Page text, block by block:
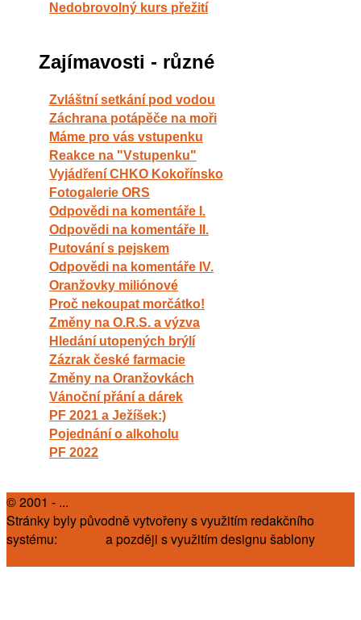
Nedobrovolný kurs přežití
Zajímavosti - různé
Zvláštní setkání pod vodou
Záchrana potápěče na moři
Máme pro vás vstupenku
Reakce na "Vstupenku"
Vyjádření CHKO Kokořínsko
Fotogalerie ORS
Odpovědi na komentáře I.
Odpovědi na komentáře II.
Putování s pejskem
Odpovědi na komentáře IV.
Oranžovky miliónové
Proč nekoupat morčátko!
Změny na O.R.S. a výzva
Hledání utopených brýlí
Zázrak české farmacie
Změny na Oranžovkách
Vánoční přání a dárek
PF 2021 a Ježíšek:)
Pojednání o alkoholu
PF 2022
© 2001 - ...
Stránky byly původně vytvořeny s využitím redakčního
systému:
a později s využitím designu šablony